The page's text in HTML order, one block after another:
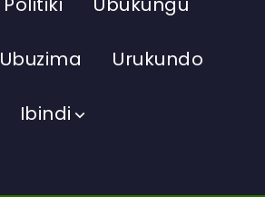
Ubuzima Urukundo
Ibindi